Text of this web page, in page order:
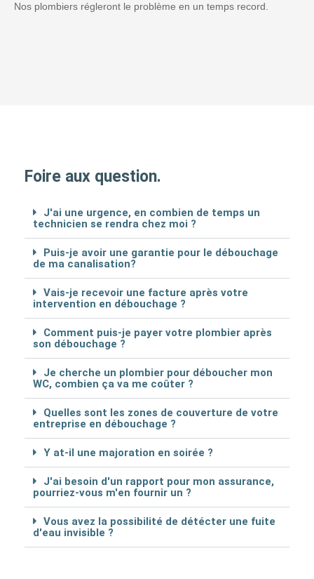
Nos plombiers régleront le problème en un temps record.
Foire aux question.
J'ai une urgence, en combien de temps un
technicien se rendra chez moi ?
Puis-je avoir une garantie pour le débouchage
de ma canalisation?
Vais-je recevoir une facture après votre
intervention en débouchage ?
Comment puis-je payer votre plombier après
son débouchage ?
Je cherche un plombier pour déboucher mon
WC, combien ça va me coûter ?
Quelles sont les zones de couverture de votre
entreprise en débouchage ?
Y at-il une majoration en soirée ?
J'ai besoin d'un rapport pour mon assurance,
pourriez-vous m'en fournir un ?
Vous avez la possibilité de détécter une fuite
d'eau invisible ?